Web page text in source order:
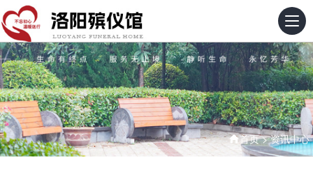
首页>资讯中心